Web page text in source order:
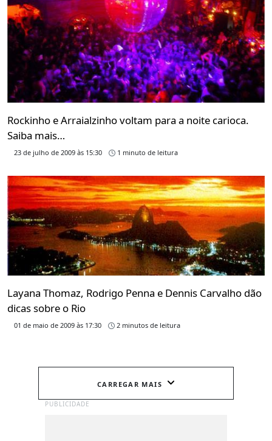
Rockinho e Arraialzinho voltam para a noite carioca.
Saiba mais…
23 de julho de 2009 às 15:30 1 minuto de leitura
Layana Thomaz, Rodrigo Penna e Dennis Carvalho dão
dicas sobre o Rio
01 de maio de 2009 às 17:30 2 minutos de leitura
CARREGAR MAIS
PUBLICIDADE